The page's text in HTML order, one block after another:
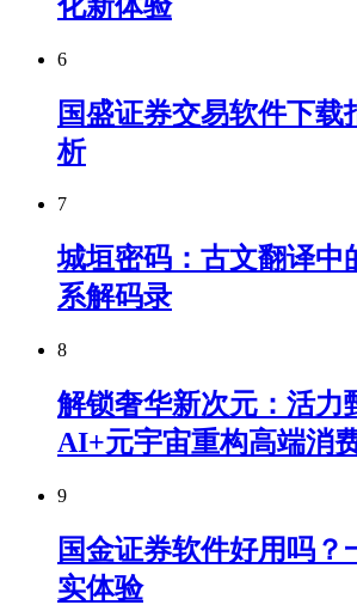
6
国盛证券交易软件下载
析
7
城垣密码：古文翻译中
系解码录
8
解锁奢华新次元：活
AI+元宇宙重构高端消
9
国金证券软件好用吗？
实体验